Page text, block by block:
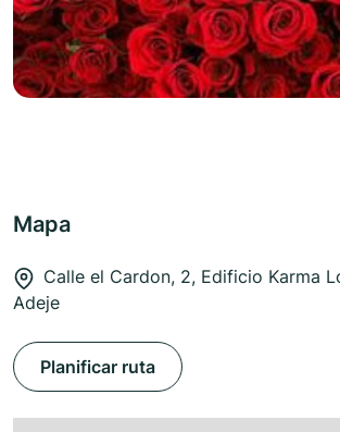
Mapa
Calle el Cardon, 2, Edificio Karma
Adeje
Planificar ruta